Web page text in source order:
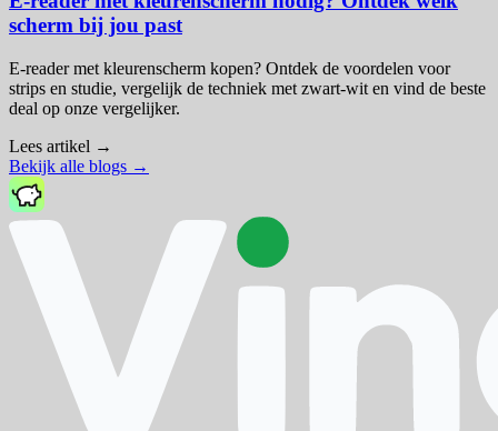
scherm bij jou past
E-reader met kleurenscherm kopen? Ontdek de voordelen voor
strips en studie, vergelijk de techniek met zwart-wit en vind de beste
deal op onze vergelijker.
Lees artikel →
Bekijk alle blogs →